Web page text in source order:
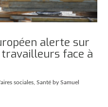
alerte sur
face à
sociales ,Santé by Samuel